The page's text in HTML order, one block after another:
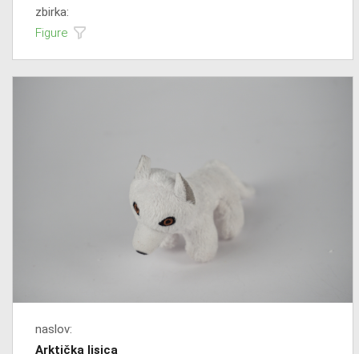
zbirka:
Figure
naslov:
Arktička lisica